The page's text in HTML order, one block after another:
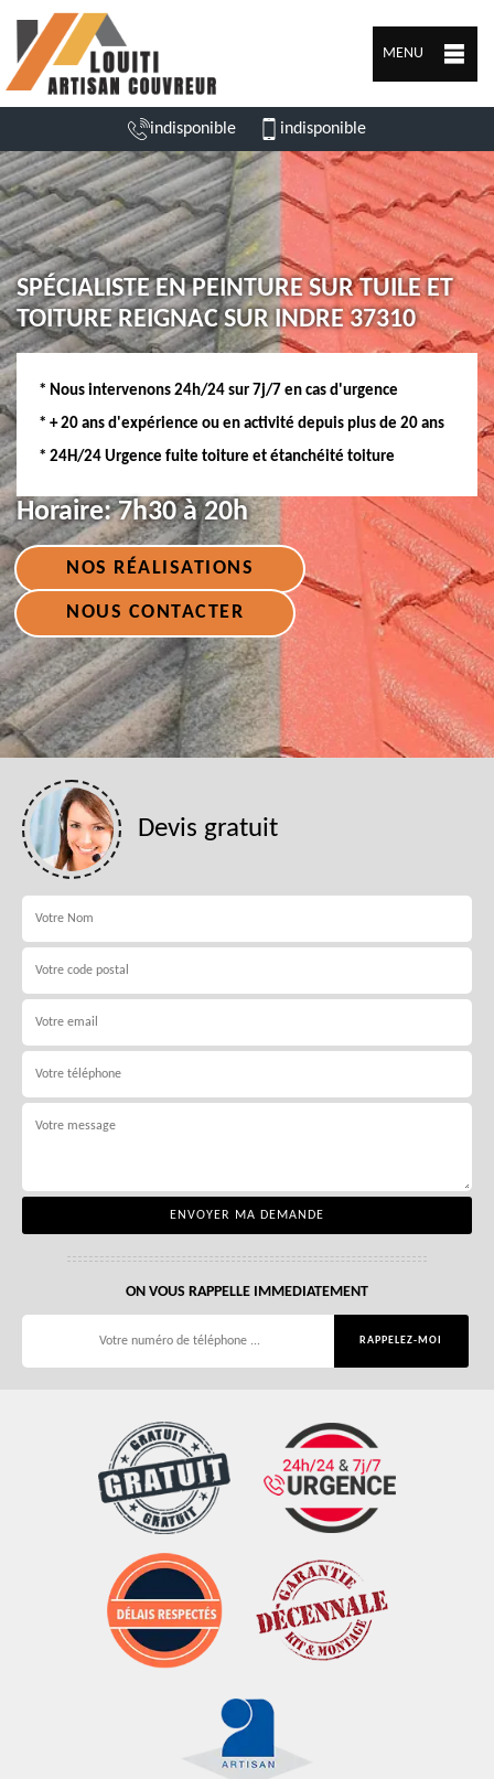
MENU
indisponible indisponible
SPÉCIALISTE EN PEINTURE SUR TUILE ET
TOITURE REIGNAC SUR INDRE 37310
* Nous intervenons 24h/24 sur 7j/7 en cas d'urgence
* + 20 ans d'expérience ou en activité depuis plus de 20 ans
* 24H/24 Urgence fuite toiture et étanchéité toiture
Horaire:7h30 à 20h
NOS RÉALISATIONS
NOUS CONTACTER
Devis gratuit
ON VOUS RAPPELLE IMMEDIATEMENT